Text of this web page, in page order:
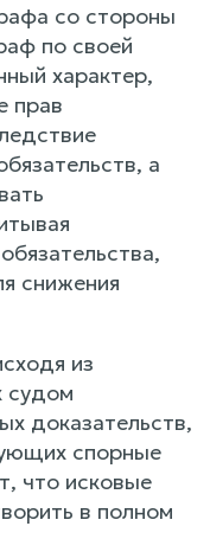
со стороны
по своей
характер,
прав
а
снижения
из
судом
доказательств,
спорные
что исковые
в полном